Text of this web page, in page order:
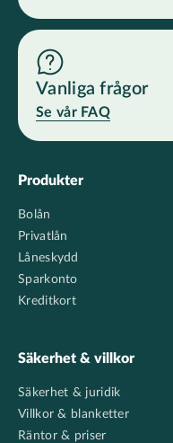
Vanliga frågor
Se vår FAQ
Footer
Produkter
Bolån
Privatlån
Låneskydd
Sparkonto
Kreditkort
Säkerhet & villkor
Säkerhet & juridik
Villkor & blanketter
Räntor & priser